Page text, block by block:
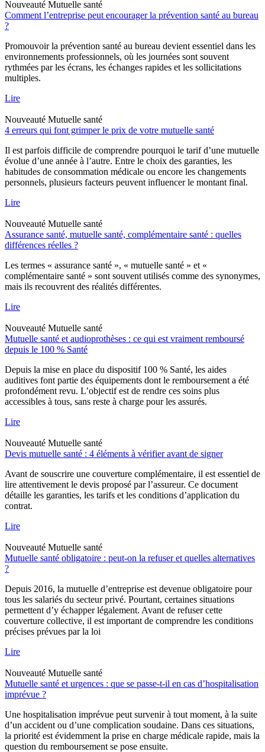
Nouveauté Mutuelle santé
Comment l’entreprise peut encourager la prévention santé au bureau
?
Promouvoir la prévention santé au bureau devient essentiel dans les
environnements professionnels, où les journées sont souvent
rythmées par les écrans, les échanges rapides et les sollicitations
multiples.
Lire
Nouveauté Mutuelle santé
4 erreurs qui font grimper le prix de votre mutuelle santé
Il est parfois difficile de comprendre pourquoi le tarif d’une mutuelle
évolue d’une année à l’autre. Entre le choix des garanties, les
habitudes de consommation médicale ou encore les changements
personnels, plusieurs facteurs peuvent influencer le montant final.
Lire
Nouveauté Mutuelle santé
Assurance santé, mutuelle santé, complémentaire santé : quelles
différences réelles ?
Les termes « assurance santé », « mutuelle santé » et «
complémentaire santé » sont souvent utilisés comme des synonymes,
mais ils recouvrent des réalités différentes.
Lire
Nouveauté Mutuelle santé
Mutuelle santé et audioprothèses : ce qui est vraiment remboursé
depuis le 100 % Santé
Depuis la mise en place du dispositif 100 % Santé, les aides
auditives font partie des équipements dont le remboursement a été
profondément revu. L’objectif est de rendre ces soins plus
accessibles à tous, sans reste à charge pour les assurés.
Lire
Nouveauté Mutuelle santé
Devis mutuelle santé : 4 éléments à vérifier avant de signer
Avant de souscrire une couverture complémentaire, il est essentiel de
lire attentivement le devis proposé par l’assureur. Ce document
détaille les garanties, les tarifs et les conditions d’application du
contrat.
Lire
Nouveauté Mutuelle santé
Mutuelle santé obligatoire : peut-on la refuser et quelles alternatives
?
Depuis 2016, la mutuelle d’entreprise est devenue obligatoire pour
tous les salariés du secteur privé. Pourtant, certaines situations
permettent d’y échapper légalement. Avant de refuser cette
couverture collective, il est important de comprendre les conditions
précises prévues par la loi
Lire
Nouveauté Mutuelle santé
Mutuelle santé et urgences : que se passe-t-il en cas d’hospitalisation
imprévue ?
Une hospitalisation imprévue peut survenir à tout moment, à la suite
d’un accident ou d’une complication soudaine. Dans ces situations,
la priorité est évidemment la prise en charge médicale rapide, mais la
question du remboursement se pose ensuite.